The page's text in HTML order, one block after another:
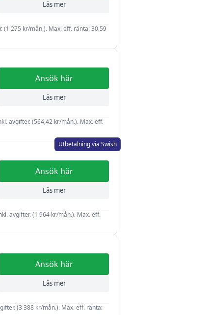
Läs mer
(1 275 kr/mån.). Max. eff. ränta: 30.59
Ansök här
Läs mer
avgifter. (564,42 kr/mån.). Max. eff.
Utbetalning via Swish
Ansök här
Läs mer
avgifter. (1 964 kr/mån.). Max. eff.
Ansök här
Läs mer
(3 388 kr/mån.). Max. eff. ränta: